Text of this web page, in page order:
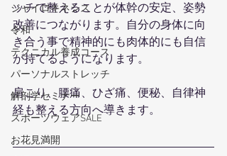
ジャイロキネシス
令和
テクニカル養成コース
パーソナルストレッチ
解剖学セミナー
スポーツウェアSALE
お花見満開
ッチで整えることが体幹の安定、姿勢
改善につながります。自分の身体に向
き合う事で精神的にも肉体的にも自信
が持てるようになります。
肩こり、腰痛、ひざ痛、便秘、自律神
経も整える方向へ導きます。